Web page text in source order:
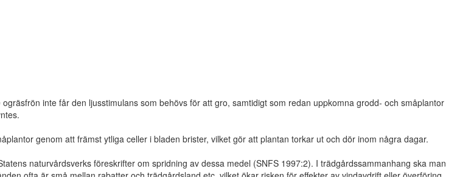
inte får den ljusstimulans som behövs för att gro, samtidigt som redan uppkomna grodd- och småplantor
genom att främst ytliga celler i bladen brister, vilket gör att plantan torkar ut och dör inom några dagar.
naturvårdsverks föreskrifter om spridning av dessa medel (SNFS 1997:2). I trädgårdssammanhang ska man